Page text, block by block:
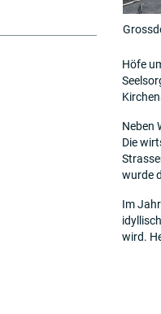
Höfe
Neben
Die
wurde
Im
wird.